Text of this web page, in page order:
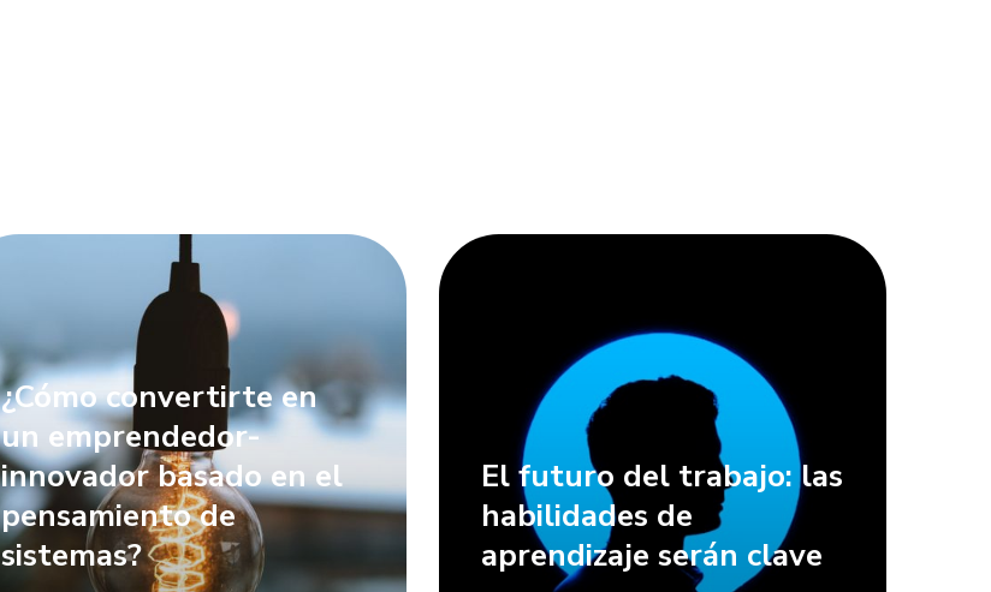
¿Cómo convertirte en
un emprendedor-
innovador basado en el
pensamiento de
sistemas?
El futuro del trabajo: las
habilidades de
aprendizaje serán clave